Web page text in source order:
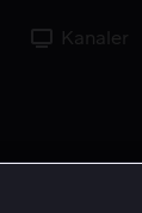
Kanaler